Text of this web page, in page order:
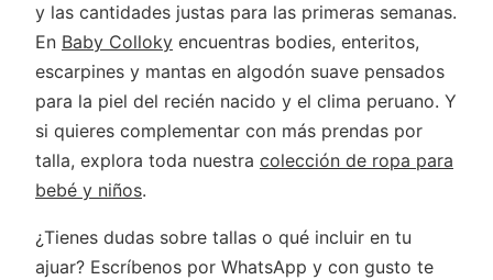
y las cantidades justas para las primeras semanas.
En Baby Colloky encuentras bodies, enteritos,
escarpines y mantas en algodón suave pensados
para la piel del recién nacido y el clima peruano. Y
si quieres complementar con más prendas por
talla, explora toda nuestra colección de ropa para
bebé y niños.
¿Tienes dudas sobre tallas o qué incluir en tu
ajuar? Escríbenos por WhatsApp y con gusto te